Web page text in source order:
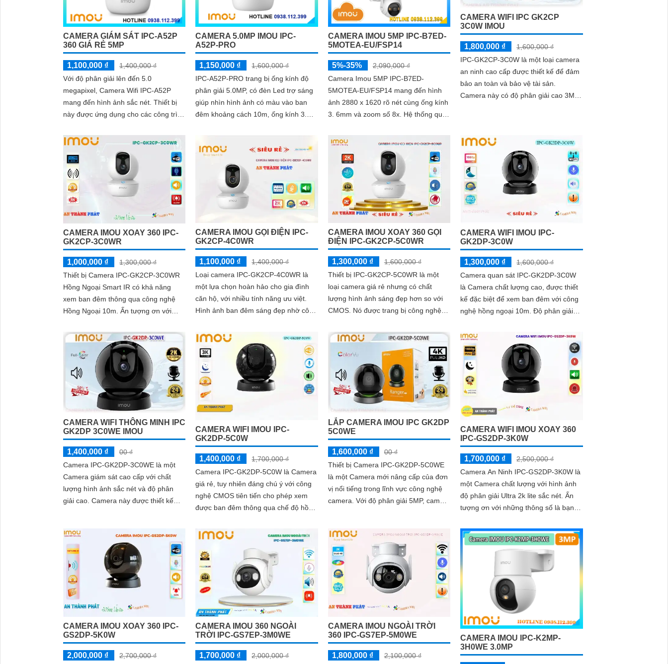
CAMERA GIÁM SÁT IPC-A52P
360 GIÁ RẺ 5MP
1,100,000 ₫
1,400,000 ₫
Với độ phân giải lên đến 5.0
megapixel, Camera Wifi IPC-A52P
mang đến hình ảnh sắc nét. Thiết bị
này được ứng dụng cho các công trình
quan...
CAMERA 5.0MP IMOU IPC-
A52P-PRO
1,150,000 ₫
1,600,000 ₫
IPC-A52P-PRO trang bị ống kính độ
phân giải 5.0MP, có đèn Led trợ sáng
giúp nhìn hình ảnh có màu vào ban
đêm khoảng cách 10m, ống kính 3.
CAMERA IMOU 5MP IPC-B7ED-
5MOTEA-EU/FSP14
5%-35%
2,090,000 ₫
Camera Imou 5MP IPC-B7ED-
5MOTEA-EU/FSP14 mang đến hình
ảnh 2880 x 1620 rõ nét cùng ống kính
3. 6mm và zoom số 8x. Hệ thống quay
mù
CAMERA WIFI IPC GK2CP
3C0W IMOU
1,800,000 ₫
1,600,000 ₫
IPC-GK2CP-3C0W là một loại camera
an ninh cao cấp được thiết kế để đảm
bảo an toàn và bảo vệ tài sản.
Camera này có độ phân giải cao 3MP,
CAMERA IMOU XOAY 360 IPC-
GK2CP-3C0WR
1,000,000 ₫
1,300,000 ₫
Thiết bị Camera IPC-GK2CP-3C0WR
Hồng Ngoại Smart IR có khả năng
xem ban đêm thông qua công nghệ
Hồng Ngoại 10m. Ấn tượng ơn với
hợp cho việc giám sát shop với khả
năng xoay 360 độ
CAMERA IMOU GỌI ĐIỆN IPC-
GK2CP-4C0WR
1,100,000 ₫
1,400,000 ₫
Loại camera IPC-GK2CP-4C0WR là
một lựa chọn hoàn hảo cho gia đình
căn hộ, với nhiều tính năng ưu việt.
Hình ảnh ban đêm sáng đẹp nhờ công
hiệu quả trong bóng tối
CAMERA IMOU XOAY 360 GỌI
ĐIỆN IPC-GK2CP-5C0WR
1,300,000 ₫
1,600,000 ₫
Thiết bị IPC-GK2CP-5C0WR là một
loại camera giá rẻ nhưng có chất
lượng hình ảnh sáng đẹp hơn so với
CMOS. Nó được trang bị công nghệ
10m trong điều kiện ánh sáng yếu
CAMERA WIFI IMOU IPC-
GK2DP-3C0W
1,300,000 ₫
1,600,000 ₫
Camera quan sát IPC-GK2DP-3C0W
là Camera chất lượng cao, được thiết
kế đặc biệt để xem ban đêm với công
nghệ hồng ngoại 10m. Độ phân giải
chi tiết
CAMERA WIFI THÔNG MINH IPC
GK2DP 3C0WE IMOU
1,400,000 ₫
00 ₫
Camera IPC-GK2DP-3C0WE là một
Camera giám sát cao cấp với chất
lượng hình ảnh sắc nét và độ phân
giải cao. Camera này được thiết kế
CAMERA WIFI IMOU IPC-
GK2DP-5C0W
1,400,000 ₫
1,700,000 ₫
Camera IPC-GK2DP-5C0W là Camera
giá rẻ, tuy nhiên đáng chú ý với công
nghệ CMOS tiên tiến cho phép xem
được ban đêm thông qua chế độ hồng
dụng...
LẮP CAMERA IMOU IPC GK2DP
5C0WE
1,600,000 ₫
00 ₫
Thiết bị Camera IPC-GK2DP-5C0WE
là một Camera mới nâng cấp của đơn
vị nổi tiếng trong lĩnh vực công nghệ
camera. Với độ phân giải 5MP, camera
CAMERA WIFI IMOU XOAY 360
IPC-GS2DP-3K0W
1,700,000 ₫
2,500,000 ₫
Camera An Ninh IPC-GS2DP-3K0W là
một Camera chất lượng với hình ảnh
độ phân giải Ultra 2k lite sắc nét. Ấn
tượng ơn với những thông số là bạn
đêm nhờ công nghệ hồng ngoại 10m
tích hợp
CAMERA IMOU XOAY 360 IPC-
GS2DP-5K0W
2,000,000 ₫ 2,700,000 ₫
CAMERA IMOU 360 NGOÀI
TRỜI IPC-GS7EP-3M0WE
1,700,000 ₫ 2,000,000 ₫
CAMERA IMOU NGOÀI TRỜI
360 IPC-GS7EP-5M0WE
1,800,000 ₫ 2,100,000 ₫
CAMERA IMOU IPC-K2MP-
3H0WE 3.0MP